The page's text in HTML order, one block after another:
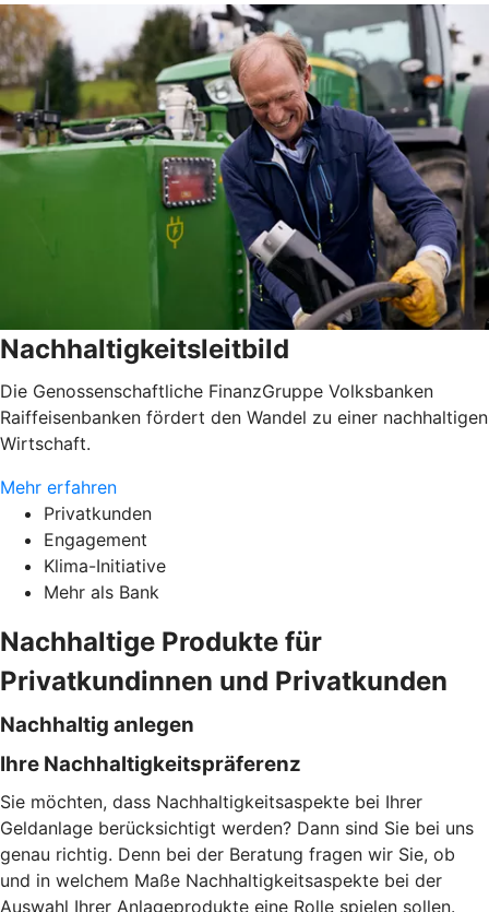
Nachhaltigkeitsleitbild
Die Genossenschaftliche FinanzGruppe Volksbanken
Raiffeisenbanken fördert den Wandel zu einer nachhaltigen
Wirtschaft.
Mehr erfahren
Privatkunden
Engagement
Klima-Initiative
Mehr als Bank
Nachhaltige Produkte für
Privatkundinnen und Privatkunden
Nachhaltig anlegen
Ihre Nachhaltigkeitspräferenz
Sie möchten, dass Nachhaltigkeitsaspekte bei Ihrer
Geldanlage berücksichtigt werden? Dann sind Sie bei uns
genau richtig. Denn bei der Beratung fragen wir Sie, ob
und in welchem Maße Nachhaltigkeitsaspekte bei der
Auswahl Ihrer Anlageprodukte eine Rolle spielen sollen.